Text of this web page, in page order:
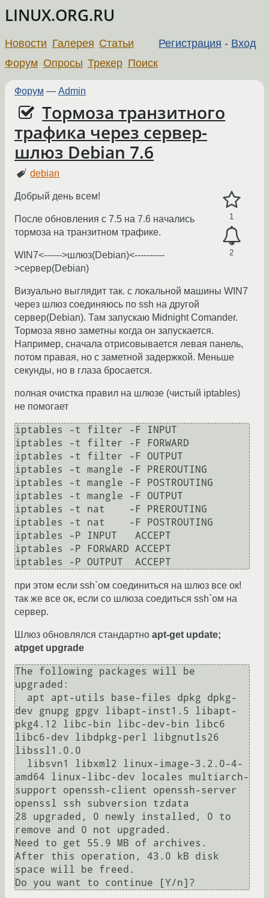
LINUX.ORG.RU
Регистрация - Вход
Новости Галерея Статьи
Форум Опросы Трекер Поиск
Форум — Admin
Тормоза транзитного
трафика через сервер-
шлюз Debian 7.6
debian
1
2
Добрый день всем!
После обновления с 7.5 на 7.6 начались
тормоза на транзитном трафике.
WIN7<------>шлюз(Debian)<----------
>сервер(Debian)
Визуально выглядит так. с локальной машины WIN7
через шлюз соединяюсь по ssh на другой
сервер(Debian). Там запускаю Midnight Comander.
Тормоза явно заметны когда он запускается.
Например, сначала отрисовывается левая панель,
потом правая, но с заметной задержкой. Меньше
секунды, но в глаза бросается.
полная очистка правил на шлюзе (чистый iptables)
не помогает
iptables -t filter -F INPUT
iptables -t filter -F FORWARD
iptables -t filter -F OUTPUT
iptables -t mangle -F PREROUTING
iptables -t mangle -F POSTROUTING
iptables -t mangle -F OUTPUT
iptables -t nat    -F PREROUTING
iptables -t nat    -F POSTROUTING
iptables -P INPUT   ACCEPT
iptables -P FORWARD ACCEPT
при этом если ssh`ом соединиться на шлюз все ок!
так же все ок, если со шлюза соедиться ssh`ом на
сервер.
Шлюз обновлялся стандартно apt-get update;
atpget upgrade
The following packages will be
upgraded:
dev gnupg gpgv libapt-inst1.5 libapt-
pkg4.12 libc-bin libc-dev-bin libc6
libc6-dev libdpkg-perl libgnutls26
libssl1.0.0
amd64 linux-libc-dev locales multiarch-
support openssh-client openssh-server
openssl ssh subversion tzdata
28 upgraded, 0 newly installed, 0 to
remove and 0 not upgraded.
Need to get 55.9 MB of archives.
After this operation, 43.0 kB disk
space will be freed.